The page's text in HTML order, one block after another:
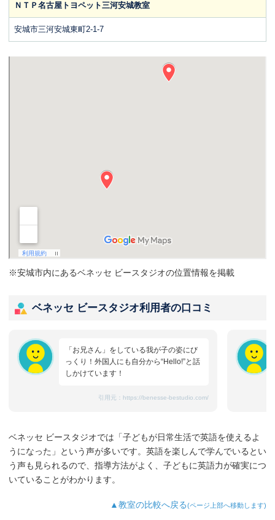
ＮＴＰ名古屋トヨペット三河安城教室
安城市三河安城東町2-1-7
※安城市内にあるベネッセ ビースタジオの位置情報を掲載
ベネッセ ビースタジオ利用者の口コミ
「お兄さん」をしている我が子の姿にび
っくり！外国人にも自分から“Hello!”と話
しかけています！
引用元： https://benesse-bestudio.com/
ベネッセ ビースタジオでは「子どもが日常生活で英語を使えるよ
うになった」という声が多いです。英語を楽しんで学んでいるとい
う声も見られるので、指導方法がよく、子どもに英語力が確実につ
いていることがわかります。
▲教室の比較へ戻る(ページ上部へ移動します)